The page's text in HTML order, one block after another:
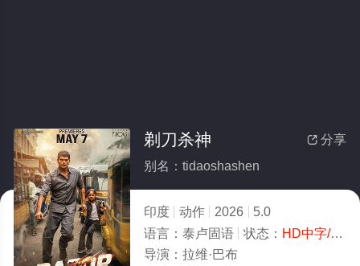
 分享
剃刀杀神
别名：tidaoshashen
印度 动作 2026
5.0
语言： 泰卢固语 状态： HD中字/高清
导演： 拉维·巴布